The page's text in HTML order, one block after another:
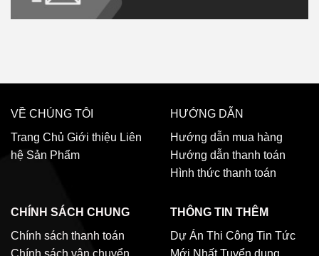
VỀ CHÚNG TÔI
Trang Chủ Giới thiệu Liên
hệ Sản Phẩm
HƯỚNG DẪN
Hướng dẫn mua hàng
Hướng dẫn thanh toán
Hình thức thanh toán
CHÍNH SÁCH CHUNG
Chính sách thanh toán
Chính sách vận chuyển
THÔNG TIN THÊM
Dự Án Thi Công Tin Tức
Mới Nhất Tuyển dụng